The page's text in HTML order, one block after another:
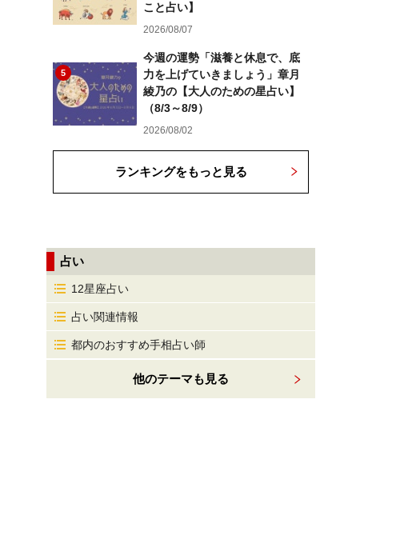
こと占い】
2026/08/07
5
今週の運勢「滋養と休息で、底
力を上げていきましょう」章月
綾乃の【大人のための星占い】
（8/3～8/9）
2026/08/02
ランキングをもっと見る
占い
12星座占い
占い関連情報
都内のおすすめ手相占い師
他のテーマも見る